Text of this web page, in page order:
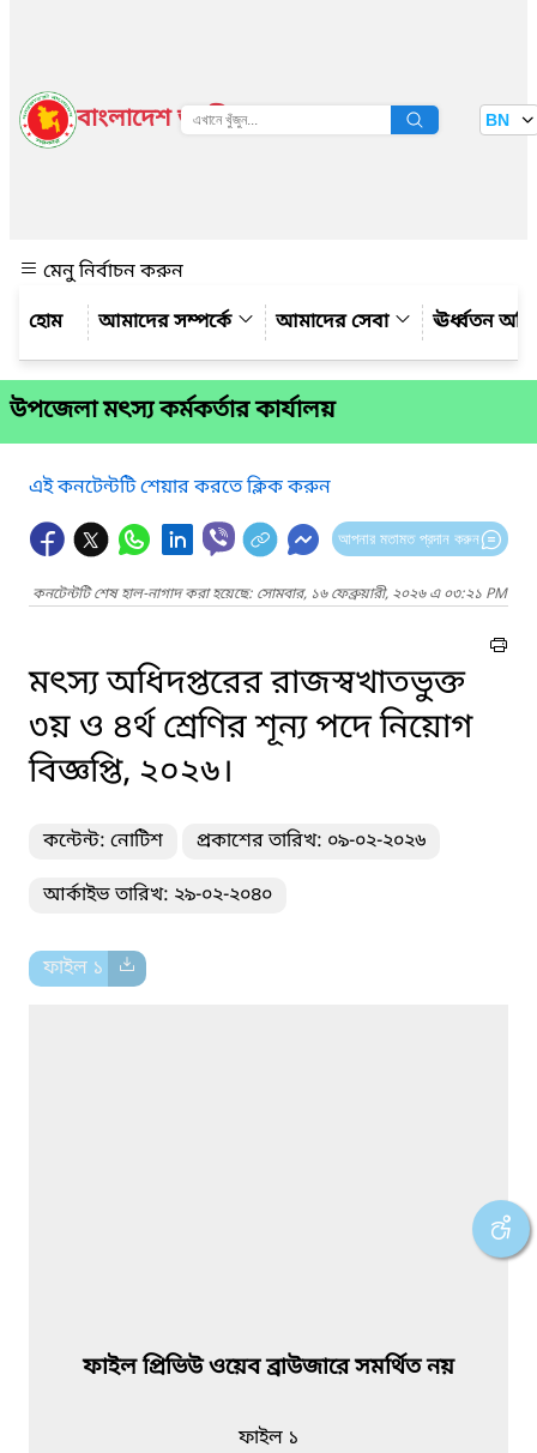
বাংলাদেশ জাতীয় তথ্য বাতায়ন BN
মেনু নির্বাচন করুন
আমাদের সম্পর্কে
আমাদের সেবা ঊর্ধ্বতন
উপজেলা মৎস্য কর্মকর্তার কার্যালয়
এই কনটেন্টটি শেয়ার করতে ক্লিক করুন
আপনার মতামত প্রদান করুন
কনটেন্টটি শেষ হাল-নাগাদ করা হয়েছে: সোমবার, ১৬ ফেব্রুয়ারী, ২০২৬ এ ০৩:২১ PM
মৎস্য অধিদপ্তরের রাজস্বখাতভুক্ত
৩য় ও ৪র্থ শ্রেণির শূন্য পদে নিয়োগ
বিজ্ঞপ্তি, ২০২৬।
কন্টেন্ট: নোটিশ প্রকাশের তারিখ: ০৯-০২-২০২৬
আর্কাইভ তারিখ: ২৯-০২-২০৪০
ফাইল ১
ফাইল প্রিভিউ ওয়েব ব্রাউজারে সমর্থিত নয়
ফাইল ১